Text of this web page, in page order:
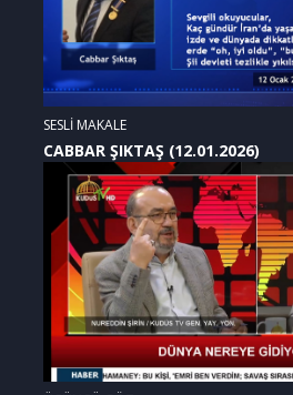
SESLİ MAKALE
CABBAR ŞIKTAŞ (12.01.2026)